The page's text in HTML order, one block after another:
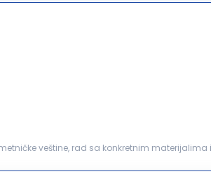
veštine, rad sa konkretnim materijalima